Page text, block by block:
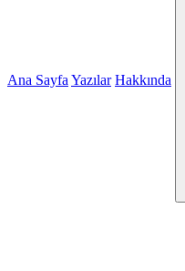
Ana Sayfa Yazılar Hakkında